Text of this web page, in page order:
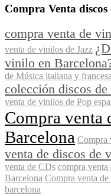
Compra Venta
compra venta de
venta de vinilos de Jazz
vinilo en
de Música italiana y
colección discos
venta de vinilos de Pop
Compra venta
Barcelona Compra
venta de discos de
venta de CDs compra
Barcelona Compra venta
barcelona